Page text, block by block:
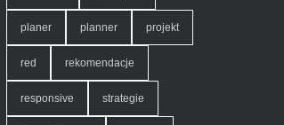
planer planner projekt
red rekomendacje
responsive strategie